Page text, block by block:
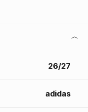
26/27
adidas